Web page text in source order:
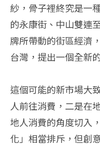
紗，骨子裡終究是一
的永康街、中山雙連
牌所帶動的街區經濟
台灣，提出一個全新
這個可能的新市場大
人前往消費，二是在
地人消費的角度切入
化」相當排斥，但創